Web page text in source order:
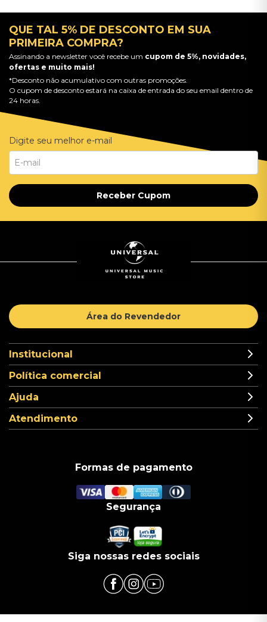
QUE TAL 5% DE DESCONTO EM SUA
PRIMEIRA COMPRA?
Assinando a newsletter você recebe um cupom de 5%, novidades,
ofertas e muito mais!
*Desconto não acumulativo com outras promoções.
O cupom de desconto estará na caixa de entrada do seu email dentro de
24 horas.
Digite seu melhor e-mail
Receber Cupom
Área do Revendedor
Institucional
Política comercial
Ajuda
Atendimento
Formas de pagamento
Segurança
Siga nossas redes sociais